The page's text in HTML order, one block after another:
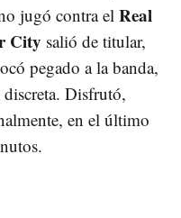
jugó contra el Real
City salió de titular,
pegado a la banda,
Disfrutó,
en el último